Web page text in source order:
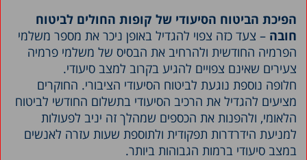
הפיכת הביטוח הסיעודי של קופות החולים לביטוח
חובה – צעד כזה צפוי להגדיל באופן ניכר את מספר משלמי
הפרמיה החודשית ולהרחיב את הבסיס של משלמי פרמיה
צעירים שאינם צפויים להגיע בקרוב למצב סיעודי.
חלופה נוספת נוגעת לביטוח הסיעודי הציבורי. החוקרים
מציעים להגדיל את הרכיב הסיעודי בתשלום החודשי לביטוח
הלאומי, ולהפנות את הכספים שמהלך זה יניב לפעולות
למניעת הידרדרות תפקודית ולתוספת שעות עזרה לאנשים
במצב סיעודי ברמות הגבוהות ביותר.